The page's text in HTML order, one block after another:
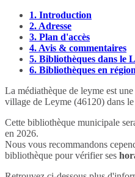
1. Introduction
2. Adresse
3. Plan d'accès
4. Avis & commentaires
5. Bibliothèques dans le
6. Bibliothèques en
La médiathèque de leyme est
village de Leyme (46120) dans
Cette bibliothèque municipale
en 2026.
Nous vous recommandons
bibliothèque pour vérifier ses